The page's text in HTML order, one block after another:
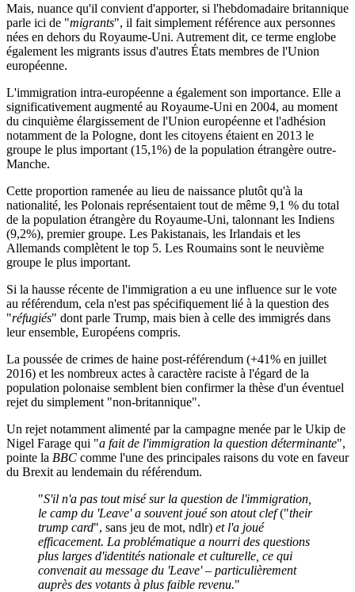
Mais, nuance qu'il convient d'apporter, si l'hebdomadaire britannique
parle ici de "migrants", il fait simplement référence aux personnes
nées en dehors du Royaume-Uni. Autrement dit, ce terme englobe
également les migrants issus d'autres États membres de l'Union
européenne.
L'immigration intra-européenne a également son importance. Elle a
significativement augmenté au Royaume-Uni en 2004, au moment
du cinquième élargissement de l'Union européenne et l'adhésion
notamment de la Pologne, dont les citoyens étaient en 2013 le
groupe le plus important (15,1%) de la population étrangère outre-
Manche.
Cette proportion ramenée au lieu de naissance plutôt qu'à la
nationalité, les Polonais représentaient tout de même 9,1 % du total
de la population étrangère du Royaume-Uni, talonnant les Indiens
(9,2%), premier groupe. Les Pakistanais, les Irlandais et les
Allemands complètent le top 5. Les Roumains sont le neuvième
groupe le plus important.
Si la hausse récente de l'immigration a eu une influence sur le vote
au référendum, cela n'est pas spécifiquement lié à la question des
"réfugiés" dont parle Trump, mais bien à celle des immigrés dans
leur ensemble, Européens compris.
La poussée de crimes de haine post-référendum (+41% en juillet
2016) et les nombreux actes à caractère raciste à l'égard de la
population polonaise semblent bien confirmer la thèse d'un éventuel
rejet du simplement "non-britannique".
Un rejet notamment alimenté par la campagne menée par le Ukip de
Nigel Farage qui "a fait de l'immigration la question déterminante",
pointe la BBC comme l'une des principales raisons du vote en faveur
du Brexit au lendemain du référendum.
"S'il n'a pas tout misé sur la question de l'immigration,
le camp du 'Leave' a souvent joué son atout clef("their
trump card", sans jeu de mot, ndlr) et l'a joué
efficacement. La problématique a nourri des questions
plus larges d'identités nationale et culturelle, ce qui
convenait au message du 'Leave' – particulièrement
auprès des votants à plus faible revenu."